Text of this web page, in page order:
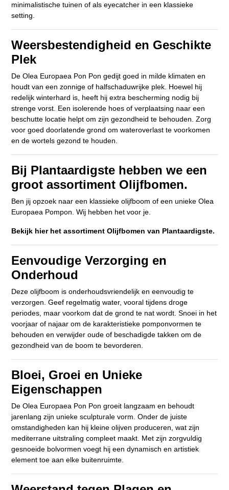
minimalistische tuinen of als eyecatcher in een klassieke
setting.
Weersbestendigheid en Geschikte
Plek
De Olea Europaea Pon Pon gedijt goed in milde klimaten en
houdt van een zonnige of halfschaduwrijke plek. Hoewel hij
redelijk winterhard is, heeft hij extra bescherming nodig bij
strenge vorst. Een isolerende hoes of verplaatsing naar een
beschutte locatie helpt om zijn gezondheid te behouden. Zorg
voor goed doorlatende grond om wateroverlast te voorkomen
en de wortels gezond te houden.
Bij Plantaardigste hebben we een
groot assortiment Olijfbomen.
Ben jij opzoek naar een klassieke olijfboom of een unieke Olea
Europaea Pompon. Wij hebben het voor je.
Bekijk hier het assortiment Olijfbomen van Plantaardigste.
Eenvoudige Verzorging en
Onderhoud
Deze olijfboom is onderhoudsvriendelijk en eenvoudig te
verzorgen. Geef regelmatig water, vooral tijdens droge
periodes, maar voorkom dat de grond te nat wordt. Snoei in het
voorjaar of najaar om de karakteristieke pomponvormen te
behouden en verwijder oude of beschadigde takken om de
gezondheid van de boom te bevorderen.
Bloei, Groei en Unieke
Eigenschappen
De Olea Europaea Pon Pon groeit langzaam en behoudt
jarenlang zijn unieke sculpturale vorm. Onder de juiste
omstandigheden kan hij kleine olijven produceren, wat zijn
mediterrane uitstraling compleet maakt. Met zijn zorgvuldig
gesnoeide bolvormen voegt hij een dynamisch en artistiek
element toe aan elke buitenruimte.